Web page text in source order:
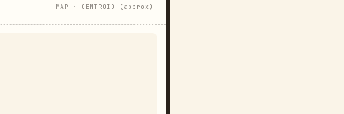
MAP · CENTROID (approx)